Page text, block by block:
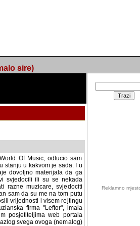
sire)
Of Music, odlucio sam
stanju u kakvom je sada. I u
dovoljno materijala da ga
ili su se nekada desile.
svjedociti njihovim
su me na tom putu pratili
i visem rejtingu ovog
firma "Leftor", imala
posjetiteljima web portala
svega ovoga (nemalog)